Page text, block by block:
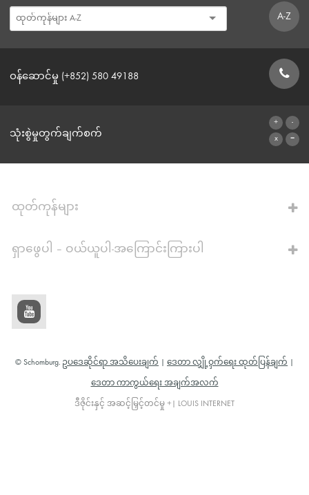
A-Z
ဝန်ဆောင်မှု (+852) 580 49188
သုံးစွဲမှုတွက်ချက်စက်
ထုတ်ကုန်များ
ရှာဖွေပါ – ဝယ်ယူပါ-အကြောင်းကြားပါ
© Schomburg. ဥပဒေဆိုင်ရာ အသိပေးချက် ဒေတာ လျှို့ဝှက်ရေး ထုတ်ပြန်ချက်
ဒေတာ ကာကွယ်ရေး အချက်အလက်
ဒီဇိုင်းနှင့် အဆင့်မြှင့်တင်မှု +| LOUIS INTERNET